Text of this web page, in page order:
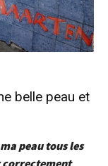
belle peau et
peau tousles